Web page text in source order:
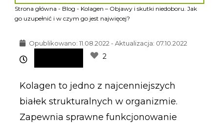
Strona główna - Blog - Kolagen – Objawy i skutki niedoboru. Jak
go uzupełnić i w czym go jest najwięcej?
Opublikowano: 11.08.2022 - Aktualizacja: 07.10.2022
2
Kolagen to jedno z najcenniejszych
białek strukturalnych w organizmie.
Zapewnia sprawne funkcjonowanie